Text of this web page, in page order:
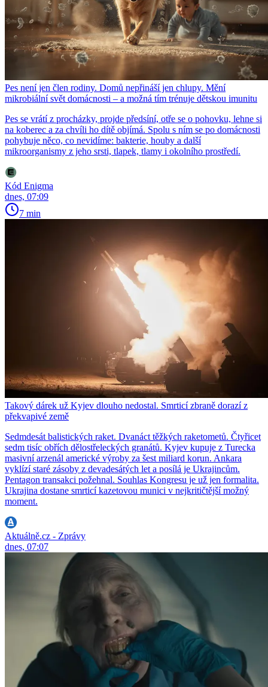
Pes není jen člen rodiny. Domů nepřináší jen chlupy. Mění
mikrobiální svět domácnosti – a možná tím trénuje dětskou imunitu
Pes se vrátí z procházky, projde předsíní, otře se o pohovku, lehne si
na koberec a za chvíli ho dítě objímá. Spolu s ním se po domácnosti
pohybuje něco, co nevidíme: bakterie, houby a další
mikroorganismy z jeho srsti, tlapek, tlamy i okolního prostředí.
Kód Enigma
dnes, 07:09
7 min
Takový dárek už Kyjev dlouho nedostal. Smrticí zbraně dorazí z
překvapivé země
Sedmdesát balistických raket. Dvanáct těžkých raketometů. Čtyřicet
sedm tisíc obřích dělostřeleckých granátů. Kyjev kupuje z Turecka
masivní arzenál americké výroby za šest miliard korun. Ankara
vyklízí staré zásoby z devadesátých let a posílá je Ukrajincům.
Pentagon transakci požehnal. Souhlas Kongresu je už jen formalita.
Ukrajina dostane smrticí kazetovou munici v nejkritičtější možný
moment.
Aktuálně.cz - Zprávy
dnes, 07:07